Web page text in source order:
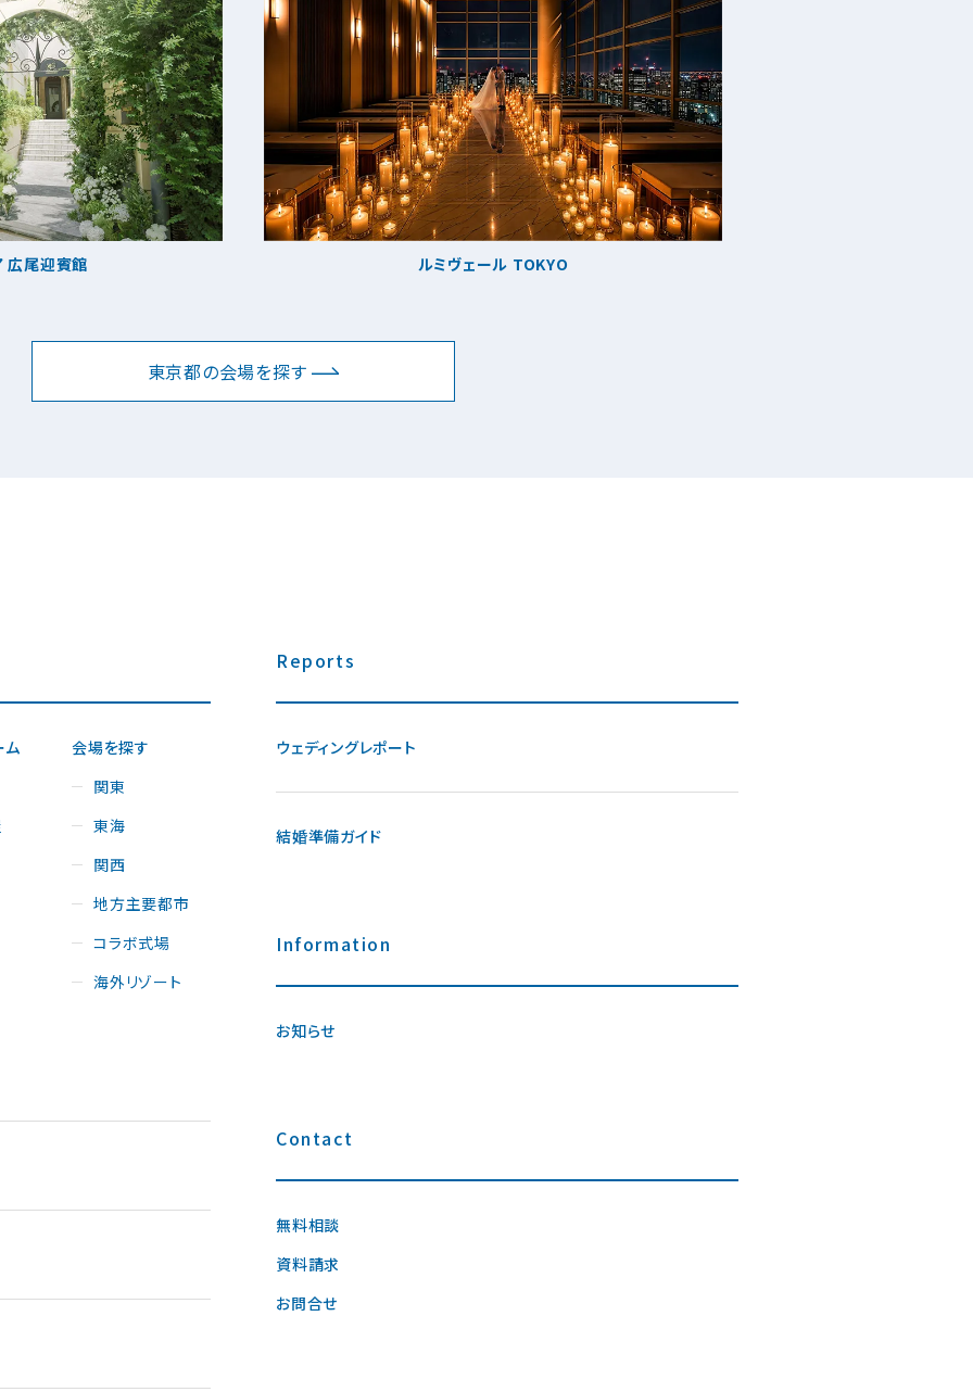
広尾迎賓館 ルミヴェール TOKYO
東京都の会場を探す
ム
会場を探す
関東
東海
関西
地方主要都市
コラボ式場
海外リゾート
Reports
ウェディングレポート
結婚準備ガイド
Information
お知らせ
Contact
無料相談
資料請求
お問合せ